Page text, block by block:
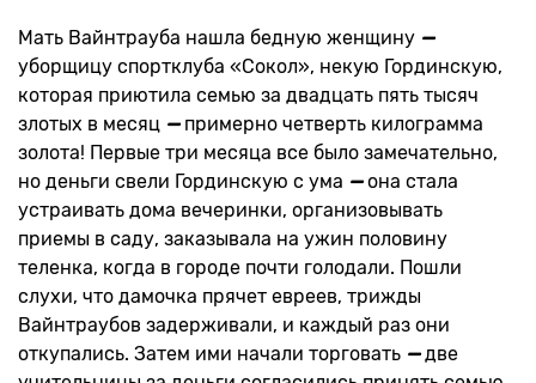
Мать Вайнтрауба нашла бедную женщину —
уборщицу спортклуба «Сокол», некую Гординскую,
которая приютила семью за двадцать пять тысяч
злотых в месяц —примерно четверть килограмма
золота! Первые три месяца все было замечательно,
но деньги свели Гординскую с ума —она стала
устраивать дома вечеринки, организовывать
приемы в саду, заказывала на ужин половину
теленка, когда в городе почти голодали. Пошли
слухи, что дамочка прячет евреев, трижды
Вайнтраубов задерживали, и каждый раз они
откупались. Затем ими начали торговать —две